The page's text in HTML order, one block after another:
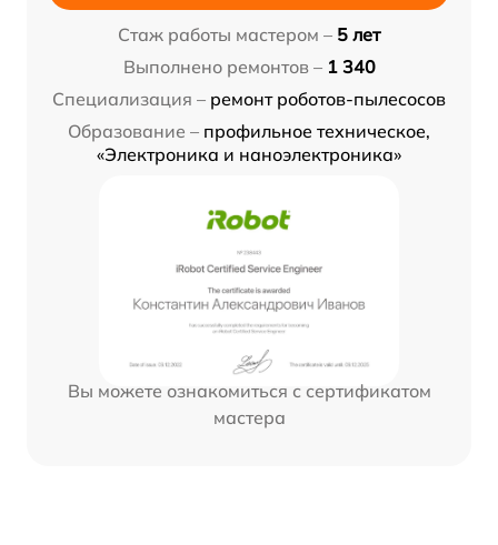
Стаж работы мастером – 5 лет
Выполнено ремонтов – 1 340
Специализация – ремонт роботов-пылесосов
Образование – профильное техническое,
«Электроника и наноэлектроника»
Вы можете ознакомиться с сертификатом
мастера